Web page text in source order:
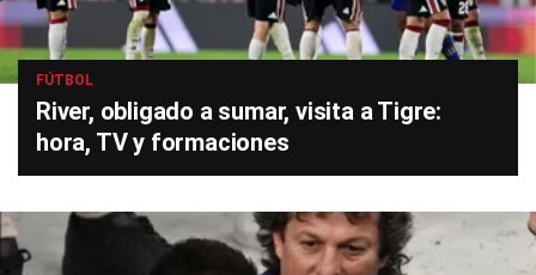
FÚTBOL
River, obligado a sumar, visita a Tigre:
hora, TV y formaciones